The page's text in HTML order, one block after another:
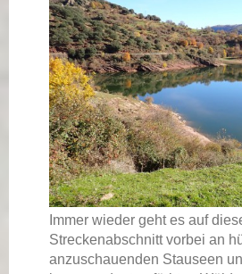
Immer wieder geht es auf
Streckenabschnitt vorbei an
anzuschauenden Stauseen